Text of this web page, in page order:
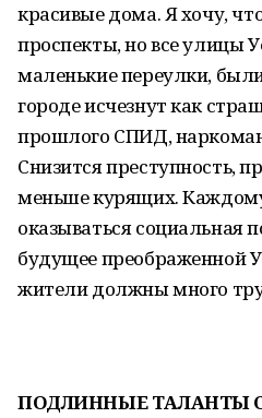
красивые дома. Я хочу,
проспекты, но все улицы
маленькие переулки,
городе исчезнут как
прошлого СПИД,
Снизится преступность,
меньше курящих.
оказываться социальная
будущее преображенной
жители должны много
ПОДЛИННЫЕ ТАЛАНТЫ